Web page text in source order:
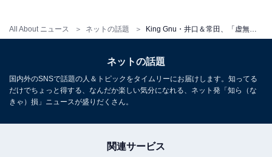
All About ニュース ネットの話題
ネットの話題
国内外のSNSで話題の人＆トピックをタイムリーにお届けします。知ってる
だけでちょっと得する、なんだか楽しい気分になれる、ネット発「知ら（な
きゃ）損」ニュースが盛りだくさん。
関連サービス